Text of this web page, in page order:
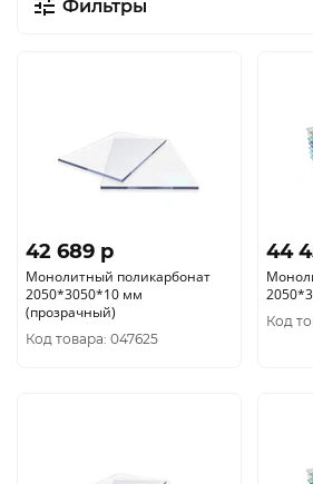
Фильтры
42 689 p
Монолитный поликарбонат
2050*3050*10 мм
(прозрачный)
Код товара: 047625
44
Код